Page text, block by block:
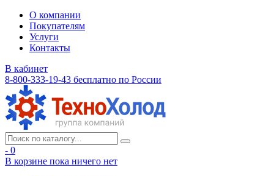
О компании
Покупателям
Услуги
Контакты
В кабинет
8-800-333-19-43 бесплатно по России
- 0
В корзине пока ничего нет